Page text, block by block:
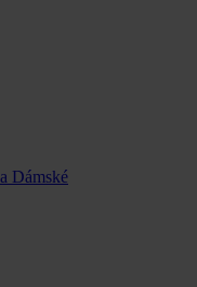
Dámské